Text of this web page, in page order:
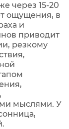
через 15-20
ощущения, в
и
приводит
резкому
мыслями. У